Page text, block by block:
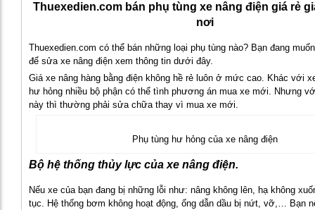
Thuexedien.com bán phụ tùng xe nâng điện giá rẻ
nơi
Thuexedien.com có thể bán những loại phụ tùng nào? Bạn đang
để sửa xe nâng điện xem thông tin dưới đây.
Giá xe nâng hàng bằng điện không hề rẻ luôn ở mức cao. Khác với
hư hỏng nhiều bộ phận có thể tình phương án mua xe mới. Nhưng
này thì thường phải sửa chữa thay vì mua xe mới.
Phụ tùng hư hỏng của xe nâng điện
Bộ hệ thống thủy lực của xe nâng điện.
Nếu xe của bạn đang bị những lỗi như: nâng không lên, hạ không
tục. Hệ thống bơm không hoạt động, ống dẫn dầu bị nứt, vỡ,… Bạn